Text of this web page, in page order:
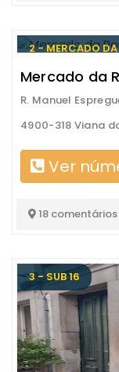
2 - MERCADO DA
Mercado da
R. Manuel
4900-318 Viana
Ver
18 comentários
3 - SUB 16